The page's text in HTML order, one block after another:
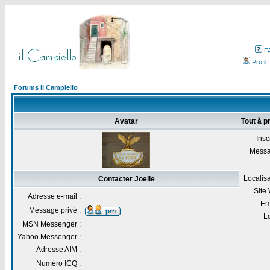
Profil
Forums il Campiello
Avatar Tout à
Site
Contacter Joelle
Adresse e-mail :
Message privé :
MSN Messenger :
Yahoo Messenger :
Adresse AIM :
Numéro ICQ :